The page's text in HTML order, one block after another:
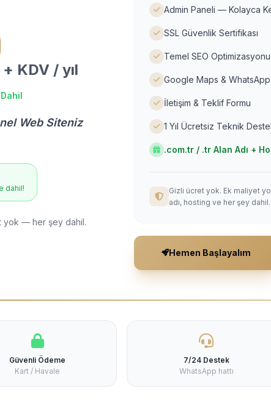
+ KDV / yıl
Web Siteniz
dahil!
yok — her şey dahil.
Admin Paneli — Kolayca
SSL Güvenlik Sertifikası
Temel SEO
Google Maps &
İletişim & Teklif Formu
1 Yıl Ücretsiz Teknik
.com.tr / .tr Alan Adı +
Gizli ücret yok. Ek maliyet
adı, hosting ve her şey dahil.
Hemen Başlayalım
Güvenli Ödeme
Kart / Havale
7/24 Destek
WhatsApp hattı